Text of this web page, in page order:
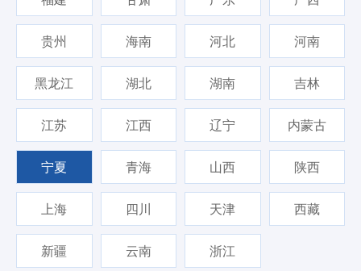
贵州 海南 河北 河南
黑龙江 湖北 湖南 吉林
江苏 江西 辽宁 内蒙古
宁夏 青海 山西 陕西
上海 四川 天津 西藏
新疆 云南 浙江